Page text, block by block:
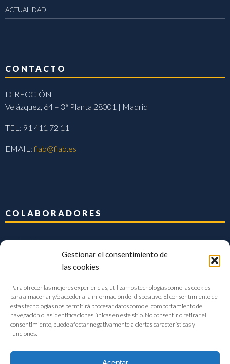
Gestionar el consentimiento de
las cookies
Para ofrecer las mejores experiencias, utilizamos tecnologías como las cookies
para almacenar y/o acceder a la información del dispositivo. El consentimiento de
estas tecnologías nos permitirá procesar datos como el comportamiento de
navegación o las identificaciones únicas en este sitio. No consentir o retirar el
consentimiento, puede afectar negativamente a ciertas características y
funciones.
ACTUALIDAD
CONTACTO
DIRECCIÓN
Velázquez, 64 – 3ª Planta 28001 | Madrid
TEL: 91 411 72 11
EMAIL:fiab@fiab.es
COLABORADORES